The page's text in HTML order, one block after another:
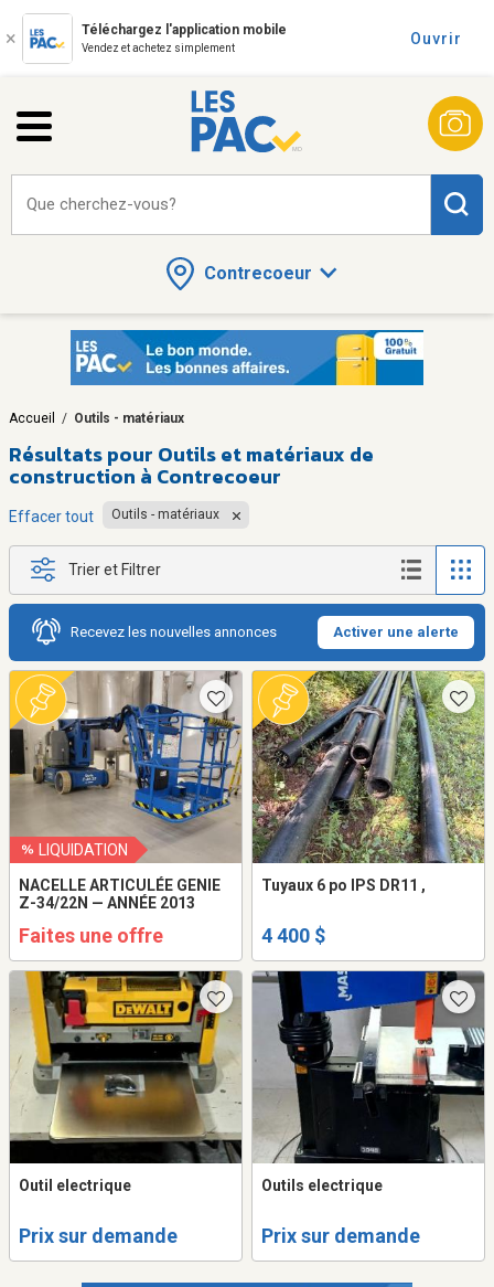
Téléchargez l'application mobile
Vendez et achetez simplement
Ouvrir
Contrecoeur
Que cherchez-vous?
Accueil / Outils - matériaux
Résultats pour Outils et matériaux de
construction à Contrecoeur
Effacer tout Outils - matériaux
Trier et Filtrer
Recevez les nouvelles annonces Activer une alerte
LIQUIDATION
NACELLE ARTICULÉE GENIE
Z-34/22N — ANNÉE 2013
Faites une offre
Tuyaux 6 po IPS DR11 ,
4 400 $
Outil electrique
Prix sur demande
Outils electrique
Prix sur demande